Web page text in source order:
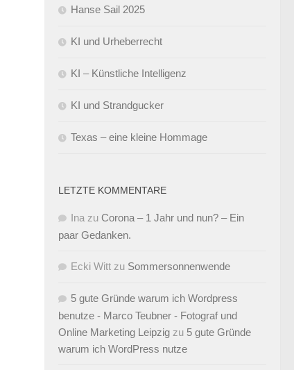
Hanse Sail 2025
KI und Urheberrecht
KI – Künstliche Intelligenz
KI und Strandgucker
Texas – eine kleine Hommage
LETZTE KOMMENTARE
Ina zu Corona – 1 Jahr und nun? – Ein
paar Gedanken.
Ecki Witt zu Sommersonnenwende
5 gute Gründe warum ich Wordpress
benutze - Marco Teubner - Fotograf und
Online Marketing Leipzig zu 5 gute Gründe
warum ich WordPress nutze